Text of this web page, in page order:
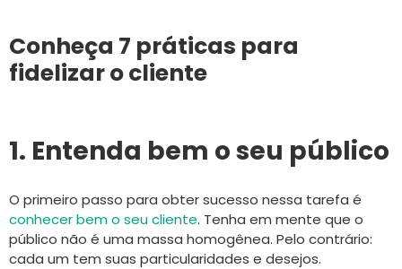
Conheça 7 práticas para
fidelizar o cliente
1. Entenda bem o seu público
O primeiro passo para obter sucesso nessa tarefa é
conhecer bem o seu cliente. Tenha em mente que o
público não é uma massa homogênea. Pelo contrário:
cada um tem suas particularidades e desejos.